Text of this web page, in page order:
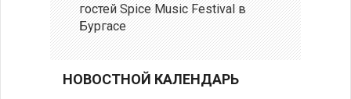
гостей Spice Music Festival в
Бургасе
НОВОСТНОЙ КАЛЕНДАРЬ